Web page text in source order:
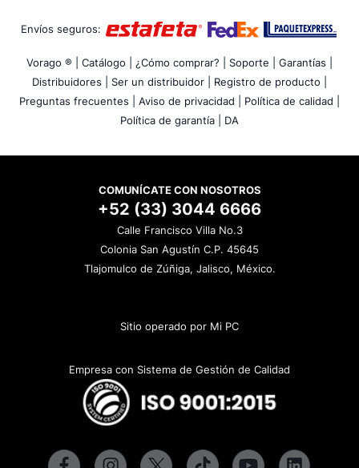
Envíos seguros:
Vorago ® | Catálogo | ¿Cómo comprar? | Soporte |
Garantías |
Distribuidores |
Ser un distribuidor |
Registro de producto |
Preguntas frecuentes |
Aviso de privacidad |
Política de calidad |
Política de garantía |
DA
COMUNÍCATE CON NOSOTROS
+52 (33) 3044 6666
Calle Francisco Villa No.3
Colonia San Agustín C.P. 45645
Tlajomulco de Zúñiga, Jalisco, México.
Sitio operado por Mi PC
Empresa con Sistema de Gestión de Calidad